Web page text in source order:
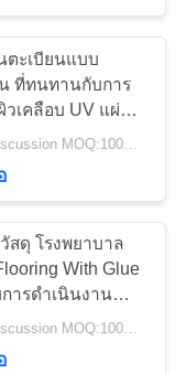
นสแต
15
ตะเบียนแบบ
ที่ทนทานกับการ
วเคลือบ UV แผ่น
ลที่ไม่พิษ
Price discussion MOQ:100ตรม
สดุ โรงพยาบาล
With Glue
ารดําเนินงาน
ตัว
Price discussion MOQ:100ตรม